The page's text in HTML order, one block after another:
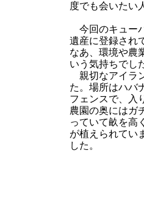
度でも会いたい
今回のキュー
遺産に登録され
なあ、環境や農
いう気持ちでし
親切なアイラ
た。場所はハバ
フェンスで、入
農園の奥にはガ
っていて畝を高
が植えられてい
した。